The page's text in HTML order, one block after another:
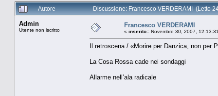
Autore
Discussione: Francesco VERDERAMI (Letto
Admin
Utente non iscritto
Francesco VERDERAMI
« inserito:: Novembre 30, 2007,
Il retroscena / «Morire per Danzica, non per
La Cosa Rossa cade nei sondaggi
Allarme nell’ala radicale